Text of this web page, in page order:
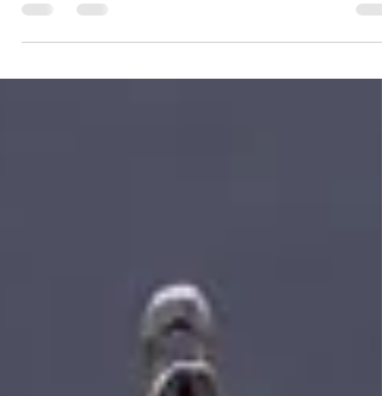
deine persönlichen Erfolge ausrichtest...